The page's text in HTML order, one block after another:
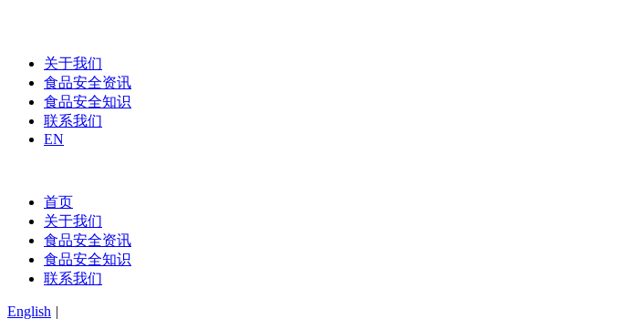
关于我们
食品安全资讯
食品安全知识
联系我们
EN
首页
关于我们
食品安全资讯
食品安全知识
联系我们
English |